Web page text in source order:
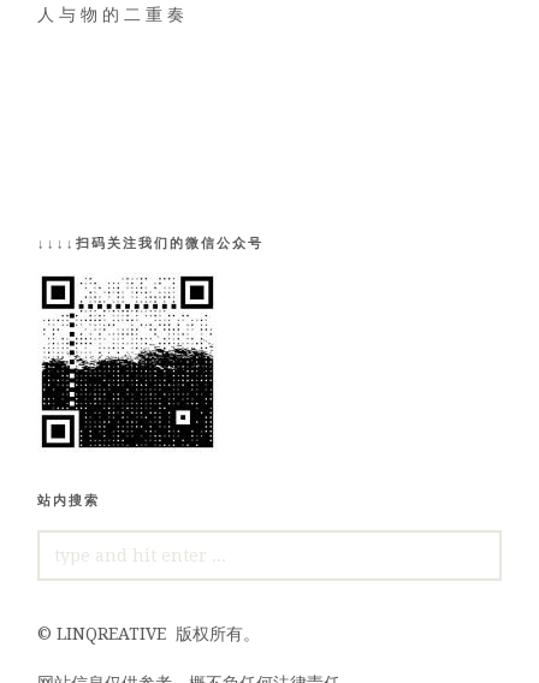
人 与 物 的 二 重 奏
↓↓↓↓扫码关注我们的微信公众号
站内搜索
FOR:
©LINQREATIVE 版权所有。